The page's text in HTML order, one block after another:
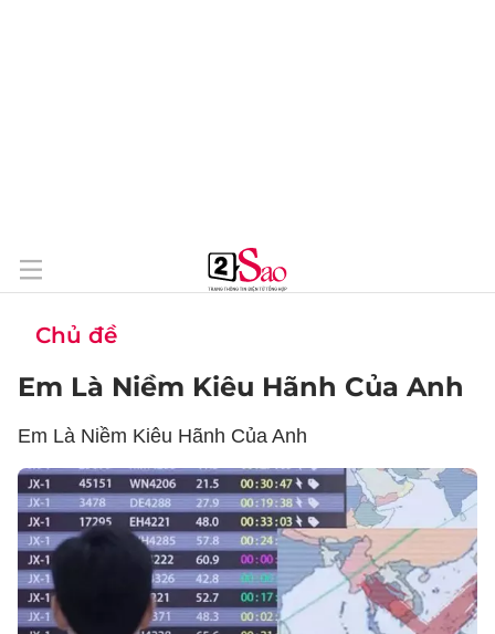
Chủ đề
Em Là Niềm Kiêu Hãnh Của Anh
Em Là Niềm Kiêu Hãnh Của Anh